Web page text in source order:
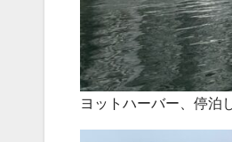
ヨットハーバー、停泊